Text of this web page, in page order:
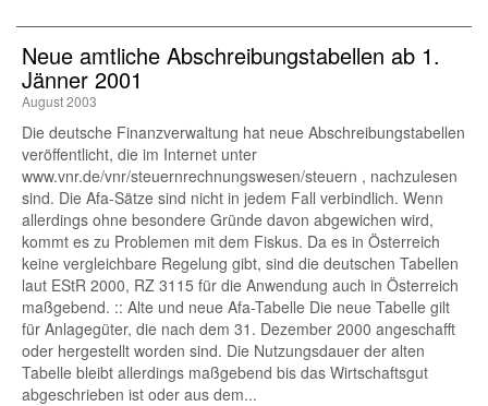
Neue amtliche Abschreibungstabellen ab 1.
Jänner 2001
August 2003
Die deutsche Finanzverwaltung hat neue Abschreibungstabellen
veröffentlicht, die im Internet unter
www.vnr.de/vnr/steuernrechnungswesen/steuern , nachzulesen
sind. Die Afa-Sätze sind nicht in jedem Fall verbindlich. Wenn
allerdings ohne besondere Gründe davon abgewichen wird,
kommt es zu Problemen mit dem Fiskus. Da es in Österreich
keine vergleichbare Regelung gibt, sind die deutschen Tabellen
laut EStR 2000, RZ 3115 für die Anwendung auch in Österreich
maßgebend. :: Alte und neue Afa-Tabelle Die neue Tabelle gilt
für Anlagegüter, die nach dem 31. Dezember 2000 angeschafft
oder hergestellt worden sind. Die Nutzungsdauer der alten
Tabelle bleibt allerdings maßgebend bis das Wirtschaftsgut
abgeschrieben ist oder aus dem...